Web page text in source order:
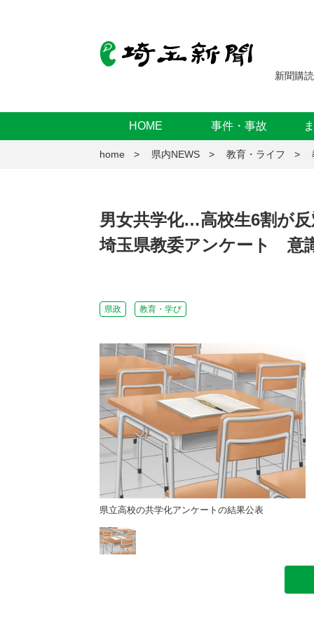
新聞購読
HOME 事件・事故
home 県内NEWS 教育・ライフ
男女共学化…高校生6割が
埼玉県教委アンケート 意
県政 教育・学び
県立高校の共学化アンケートの結果公表